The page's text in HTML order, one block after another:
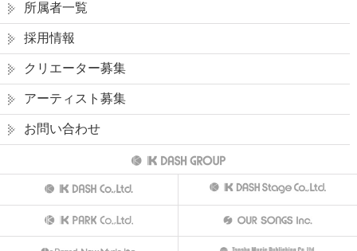
所属者一覧
採用情報
クリエーター募集
アーティスト募集
お問い合わせ